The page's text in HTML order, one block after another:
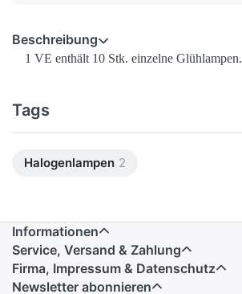
Beschreibung
1 VE enthält 10 Stk. einzelne Glühlampen.
Tags
Halogenlampen 2
Informationen
Service, Versand & Zahlung
Firma, Impressum & Datenschutz
Newsletter abonnieren